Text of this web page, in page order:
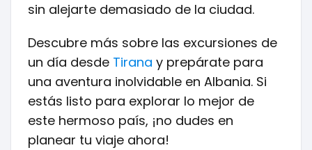
sin alejarte demasiado de la ciudad.
Descubre más sobre las excursiones de
un día desde Tirana y prepárate para
una aventura inolvidable en Albania. Si
estás listo para explorar lo mejor de
este hermoso país, ¡no dudes en
planear tu viaje ahora!